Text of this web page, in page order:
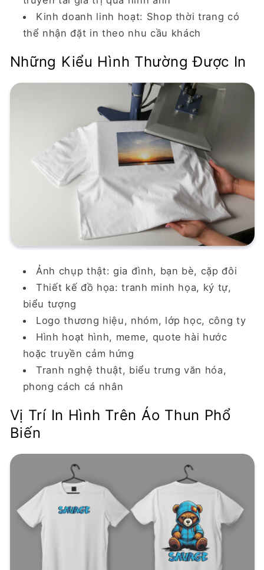
Kinh doanh linh hoạt: Shop thời trang có
thể nhận đặt in theo nhu cầu khách
Những Kiểu Hình Thường Được In
Ảnh chụp thật: gia đình, bạn bè, cặp đôi
Thiết kế đồ họa: tranh minh họa, ký tự,
biểu tượng
Logo thương hiệu, nhóm, lớp học, công ty
Hình hoạt hình, meme, quote hài hước
hoặc truyền cảm hứng
Tranh nghệ thuật, biểu trưng văn hóa,
phong cách cá nhân
Vị Trí In Hình Trên Áo Thun Phổ
Biến